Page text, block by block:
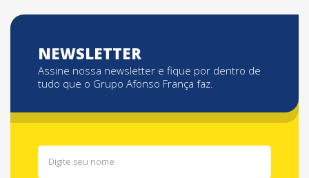
NEWSLETTER
Assine nossa newsletter e fique por dentro de
tudo que o Grupo Afonso França faz.